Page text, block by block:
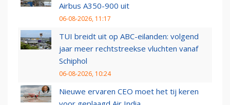
Airbus A350-900 uit
06-08-2026, 11:17
TUI breidt uit op ABC-eilanden: volgend
jaar meer rechtstreekse vluchten vanaf
Schiphol
06-08-2026, 10:24
Nieuwe ervaren CEO moet het tij keren